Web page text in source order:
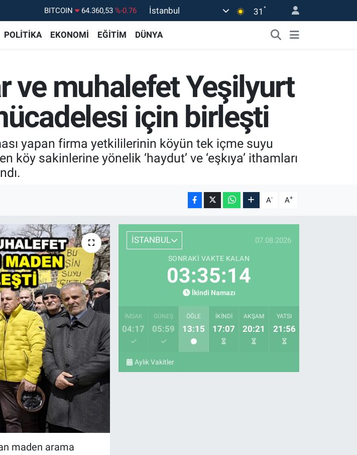
DOLAR 47,7069 %0.17
55,0265
%0.01
BİST100
13.887 %64
İstanbul 31 °
POLİTİKA EKONOMİ EĞİTİM DÜNYA
ve muhalefet Yeşilyurt
için birleşti
yapan firma yetkililerinin köyün tek içme suyu
köy sakinlerine yönelik ‘haydut’ ve ‘eşkıya’ ithamları
A- A+
maden arama
İSTANBUL 07.08.2026
SONRAKI VAKTE KALAN
03:35:13
İkindi Namazı
İMSAK
04:17
GÜNEŞ
05:59
ÖĞLE
13:15
İKINDI
17:07
AKŞAM
20:21
YATSI
21:56
Aylık Vakitler